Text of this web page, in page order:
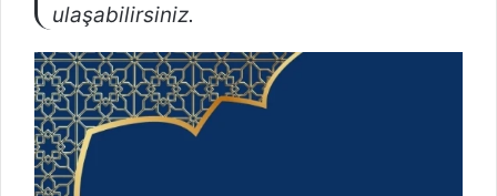
ulaşabilirsiniz.